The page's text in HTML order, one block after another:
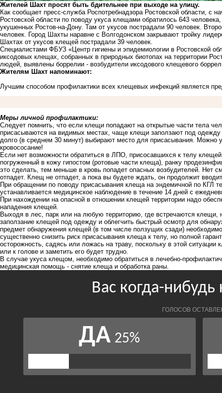
Жителей Шахт просят быть бдительнее при выходе на улицу.
Как сообщает пресс-служба Роспотребнадзора Ростовской области, с
Ростовской области по поводу укуса клещами обратилось 643
укушенных Ростов-на-Дону. Там от укусов пострадали 90 человек.
человек. Город Шахты наравне с Волгодонском закрывают тройку
Шахтах от укусов клещей пострадали 39 человек.
Специалистами ФБУЗ «Центр гигиены и эпидемиологии в Ростовской
иксодовых клещах, собранных в природных биотопах на территории
людей, выявлены боррелии - возбудители иксодового клещевого
Жителям Шахт напоминают:
Лучшим способом профилактики всех клещевых инфекций является
Меры личной профилактики:
Следует помнить, что если клещи попадают на открытые части тела
присасываются на видимых местах, чаще клещи заползают под
долго (в среднем 30 минут) выбирают место для присасывания. Можно
кровососание!
Если нет возможности обратиться в ЛПО, присосавшихся к телу
погруженный в кожу гипостом (ротовые части клеща), ранку
это сделать, тем меньше в кровь попадет опасных возбудителей. Нет
отпадет. Клещ не отпадет, а пока вы будете ждать, он продолжит
При обращении по поводу присасывания клеща на эндемичной по КГЛ
устанавливается медицинское наблюдение в течение 14 дней с
При нахождении на опасной в отношении клещей территории надо
нападения клещей.
Выходя в лес, парк или на любую территорию, где встречаются клещи,
заползание клещей под одежду и облегчить быстрый осмотр для
предмет обнаружения клещей (в том числе ползущих сзади)
существенно снизить риск присасывания клеща к телу, но полной
осторожность, садясь или ложась на траву, поскольку в этой
или к голове и заметить его будет трудно.
В случае укуса клещом, необходимо обратиться в лечебно-
медицинская помощь - снятие клеща и обработка раны.